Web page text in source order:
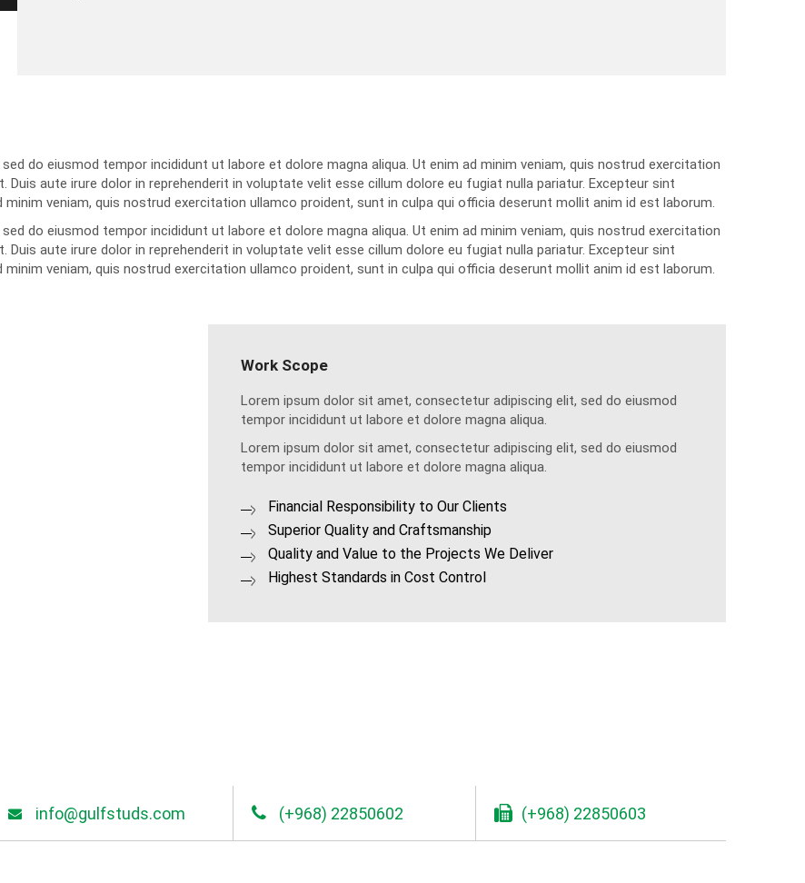
do eiusmod tempor incididunt ut labore et dolore magna aliqua. Ut enim ad minim veniam, quis nostrud exercitation
aute irure dolor in reprehenderit in voluptate velit esse cillum dolore eu fugiat nulla pariatur. Excepteur sint
veniam, quis nostrud exercitation ullamco proident, sunt in culpa qui officia deserunt mollit anim id est laborum.
do eiusmod tempor incididunt ut labore et dolore magna aliqua. Ut enim ad minim veniam, quis nostrud exercitation
aute irure dolor in reprehenderit in voluptate velit esse cillum dolore eu fugiat nulla pariatur. Excepteur sint
veniam, quis nostrud exercitation ullamco proident, sunt in culpa qui officia deserunt mollit anim id est laborum.
Work Scope
Lorem ipsum dolor sit amet, consectetur adipiscing elit, sed do eiusmod
tempor incididunt ut labore et dolore magna aliqua.
Lorem ipsum dolor sit amet, consectetur adipiscing elit, sed do eiusmod
tempor incididunt ut labore et dolore magna aliqua.
Financial Responsibility to Our Clients
Superior Quality and Craftsmanship
Quality and Value to the Projects We Deliver
Highest Standards in Cost Control
info@gulfstuds.com (+968) 22850602 (+968) 22850603